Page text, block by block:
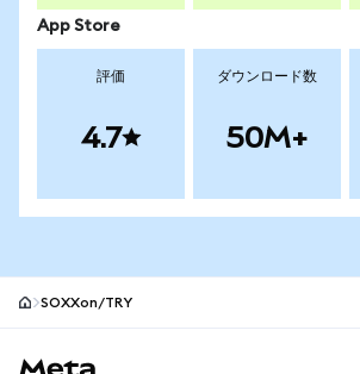
App Store
評価
4.7
ダウンロード数
50M+
SOXXon/TRY